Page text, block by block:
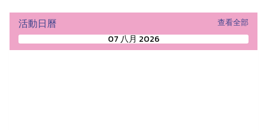
活動日曆 查看全部
07 八月 2026